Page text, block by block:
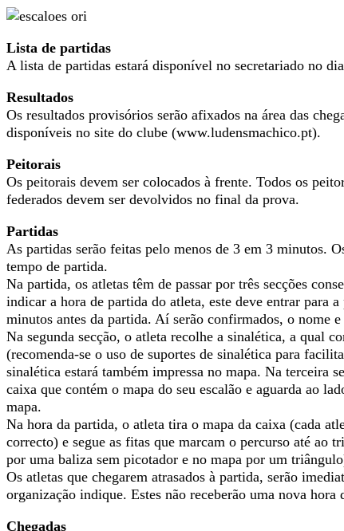
Lista de partidas
A lista de partidas estará disponível no secretariado no
Resultados
Os resultados provisórios serão afixados na área das
disponíveis no site do clube (www.ludensmachico.pt).
Peitorais
Os peitorais devem ser colocados à frente. Todos os
federados devem ser devolvidos no final da prova.
Partidas
As partidas serão feitas pelo menos de 3 em 3 minutos.
tempo de partida.
Na partida, os atletas têm de passar por três secções
indicar a hora de partida do atleta, este deve entrar para
minutos antes da partida. Aí serão confirmados, o nome
Na segunda secção, o atleta recolhe a sinalética, a qual
(recomenda-se o uso de suportes de sinalética para
sinalética estará também impressa no mapa. Na terceira
caixa que contém o mapa do seu escalão e aguarda ao
mapa.
Na hora da partida, o atleta tira o mapa da caixa (cada
correcto) e segue as fitas que marcam o percurso até ao
por uma baliza sem picotador e no mapa por um
Os atletas que chegarem atrasados à partida, serão
organização indique. Estes não receberão uma nova hora
Chegadas